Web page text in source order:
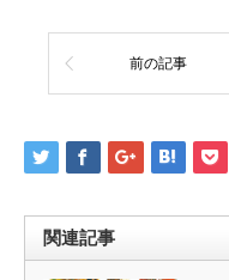
前の記事
関連記事